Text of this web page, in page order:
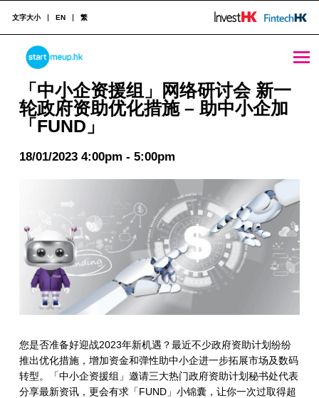
STARTMEUPHK
STARTMEUPHK FESTIVAL IS THE LEADING STARTUP AND INNOVATION CONFERENCE EVENT IN HONG KONG
文字大小 EN 繁
「中小企资援组」网络研讨会 新一
轮政府资助优化措施 – 助中小企加
「FUND」
18/01/2023 4:00pm - 5:00pm
您是否准备好迎战2023年新机遇？最近不少政府资助计划纷纷
推出优化措施，增加资金和弹性助中小企进一步拓展市场及数码
转型。「中小企资援组」邀请三大热门政府资助计划秘书处代表
分享最新资讯，更会有求「FUND」小锦囊，让你一次过取得超